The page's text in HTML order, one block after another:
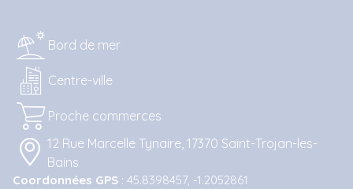
Bord de mer
Centre-ville
Proche commerces
12 Rue Marcelle Tynaire, 17370 Saint-Trojan-les-
Bains
Coordonnées GPS : 45.8398457, -1.2052861